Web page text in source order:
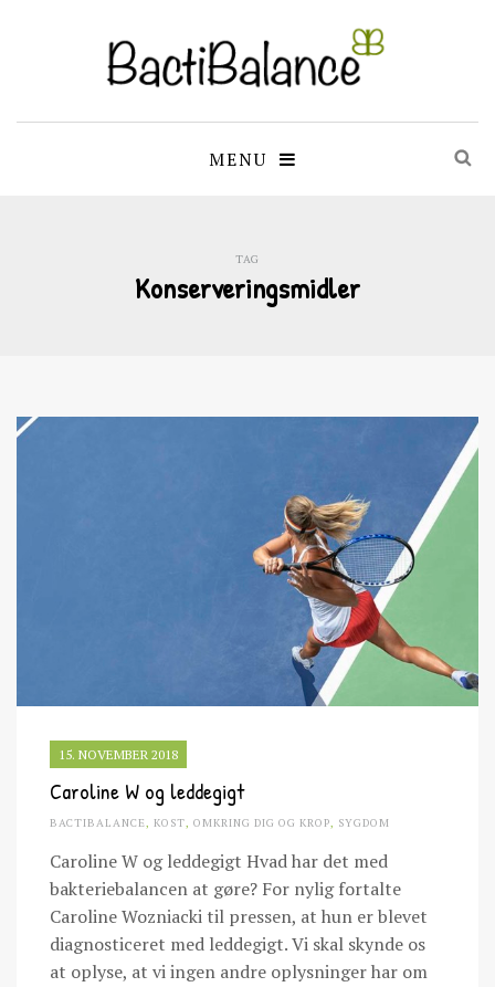
MENU
TAG
Konserveringsmidler
15. NOVEMBER 2018
Caroline W og leddegigt
BACTIBALANCE, KOST, OMKRING DIG OG KROP, SYGDOM
Caroline W og leddegigt Hvad har det med
bakteriebalancen at gøre? For nylig fortalte
Caroline Wozniacki til pressen, at hun er blevet
diagnosticeret med leddegigt. Vi skal skynde os
at oplyse, at vi ingen andre oplysninger har om